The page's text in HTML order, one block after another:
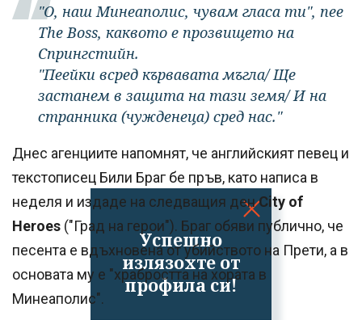
Успешно
излязохте от
профила си!
"О, наш Минеаполис, чувам гласа ти", пее
The Boss, каквото е прозвището на
Спрингстийн.
"Пеейки всред кървавата мъгла/ Ще
застанем в защита на тази земя/ И на
странника (чужденеца) сред нас."
Днес агенциите напомнят, че английският певец и
текстописец Били Браг бе пръв, като написа в
неделя и издаде на следващия денCity of
Heroes ("Град на герои"). Браг обяви публично, че
песента е вдъхновена от убийството на Прети, а в
основата му е "храбростта на хората в
Минеаполис".